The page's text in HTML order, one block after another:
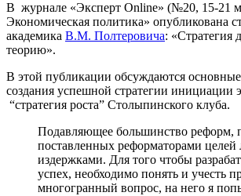
В журнале «Эксперт Online» (№20, 15-21
Экономическая политика» опубликована
академика В.М. Полтеровича: «Стратегия
теорию».
В этой публикации обсуждаются
создания успешной стратегии инициации
“стратегия роста” Столыпинского клуба.
Подавляющее большинство реформ,
поставленных реформаторами
издержками. Для того чтобы
успех, необходимо понять и
многогранный вопрос, на него я